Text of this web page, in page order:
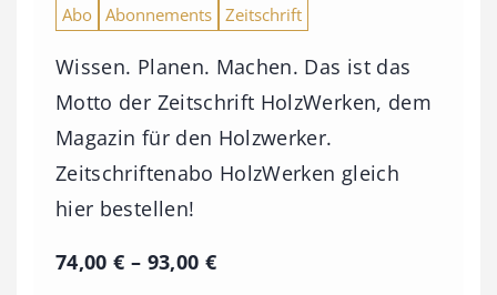
Abo Abonnements Zeitschrift
Wissen. Planen. Machen. Das ist das
Motto der Zeitschrift HolzWerken, dem
Magazin für den Holzwerker.
Zeitschriftenabo HolzWerken gleich
hier bestellen!
74,00€ – 93,00 €P